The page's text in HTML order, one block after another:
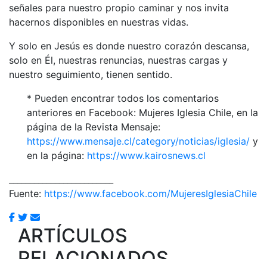
señales para nuestro propio caminar y nos invita
hacernos disponibles en nuestras vidas.
Y solo en Jesús es donde nuestro corazón descansa,
solo en Él, nuestras renuncias, nuestras cargas y
nuestro seguimiento, tienen sentido.
* Pueden encontrar todos los comentarios
anteriores en Facebook: Mujeres Iglesia Chile, en la
página de la Revista Mensaje:
https://www.mensaje.cl/category/noticias/iglesia/ y
en la página: https://www.kairosnews.cl
Fuente: https://www.facebook.com/MujeresIglesiaChile
ARTÍCULOS